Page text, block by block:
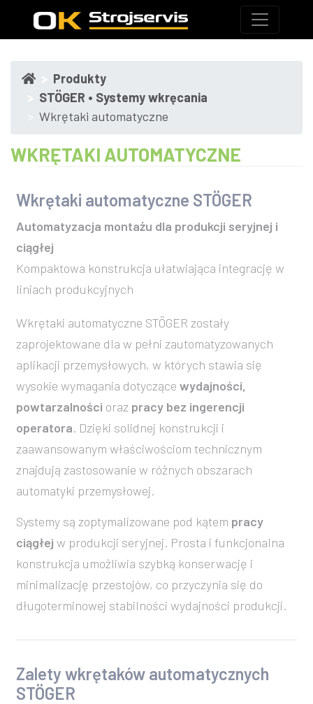
Produkty
STÖGER • Systemy wkręcania
Wkrętaki automatyczne
WKRĘTAKI AUTOMATYCZNE
Wkrętaki automatyczne STÖGER
Automatyzacja montażu dla produkcji seryjnej i
ciągłej
Kompaktowa konstrukcja ułatwiająca integrację w
liniach produkcyjnych
Wkrętaki automatyczne STÖGER zostały
zaprojektowane dla w pełni zautomatyzowanych
aplikacji przemysłowych, w których stawia się
wysokie wymagania dotyczące wydajności,
powtarzalności oraz pracy bez ingerencji
operatora. Dzięki solidnej konstrukcji i
zaawansowanym właściwościom technicznym
znajdują zastosowanie w różnych obszarach
automatyki przemysłowej.
Systemy są zoptymalizowane pod kątem pracy
ciągłej w produkcji seryjnej. Prosta i funkcjonalna
konstrukcja umożliwia szybką konserwację i
minimalizację przestojów, co przyczynia się do
długoterminowej stabilności wydajności produkcji.
Zalety wkrętaków automatycznych
STÖGER